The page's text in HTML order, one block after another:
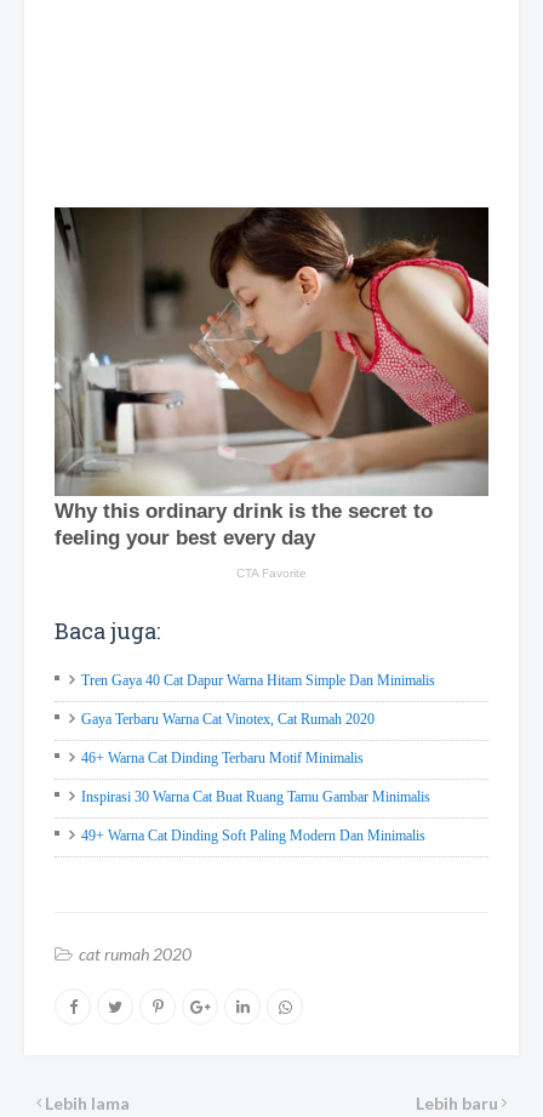
Baca juga:
Tren Gaya 40 Cat Dapur Warna Hitam Simple Dan Minimalis
Gaya Terbaru Warna Cat Vinotex, Cat Rumah 2020
46+ Warna Cat Dinding Terbaru Motif Minimalis
Inspirasi 30 Warna Cat Buat Ruang Tamu Gambar Minimalis
49+ Warna Cat Dinding Soft Paling Modern Dan Minimalis
cat rumah 2020
Lebih baru
Lebih lama